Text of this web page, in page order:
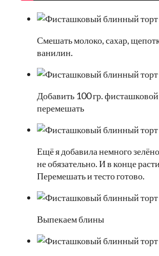
Смешать молоко, сахар,
ванилин.
Добавить 100 гр.
перемешать
Ещё я добавила немного
не обязательно. И в конце
Перемешать и тесто готово.
Выпекаем блины